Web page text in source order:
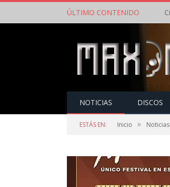
ÚLTIMO CONTENIDO
NOTICIAS DISCOS
ESTÁS EN: Inicio » Noticias